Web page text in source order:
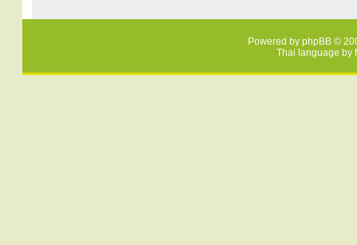
Powered by phpBB ©
Thai language by